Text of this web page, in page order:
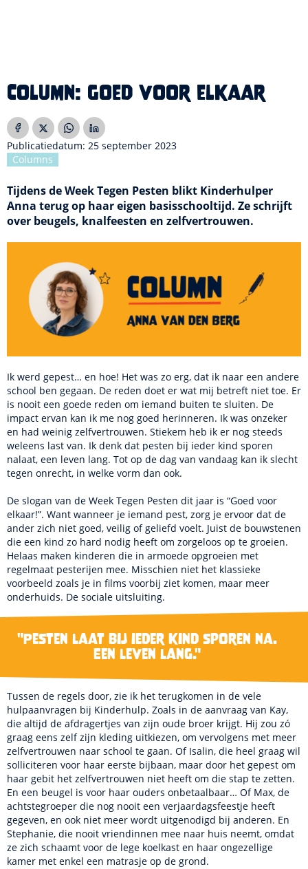
Column: goed voor elkaar
Publicatiedatum: 25 september 2023
Columns
Tijdens de Week Tegen Pesten blikt Kinderhulper
Anna terug op haar eigen basisschooltijd. Ze schrijft
over beugels, knalfeesten en zelfvertrouwen.
Ik werd gepest… en hoe! Het was zo erg, dat ik naar een andere
school ben gegaan. De reden doet er wat mij betreft niet toe. Er
is nooit een goede reden om iemand buiten te sluiten. De
impact ervan kan ik me nog goed herinneren. Ik was onzeker
en had weinig zelfvertrouwen. Stiekem heb ik er nog steeds
weleens last van. Ik denk dat pesten bij ieder kind sporen
nalaat, een leven lang. Tot op de dag van vandaag kan ik slecht
tegen onrecht, in welke vorm dan ook.
De slogan van de Week Tegen Pesten dit jaar is “Goed voor
elkaar!”. Want wanneer je iemand pest, zorg je ervoor dat de
ander zich niet goed, veilig of geliefd voelt. Juist de bouwstenen
die een kind zo hard nodig heeft om zorgeloos op te groeien.
Helaas maken kinderen die in armoede opgroeien met
regelmaat pesterijen mee. Misschien niet het klassieke
voorbeeld zoals je in films voorbij ziet komen, maar meer
onderhuids. De sociale uitsluiting.
"Pesten laat bij ieder kind sporen na.
Een leven lang."
Tussen de regels door, zie ik het terugkomen in de vele
hulpaanvragen bij Kinderhulp. Zoals in de aanvraag van Kay,
die altijd de afdragertjes van zijn oude broer krijgt. Hij zou zó
graag eens zelf zijn kleding uitkiezen, om vervolgens met meer
zelfvertrouwen naar school te gaan. Of Isalin, die heel graag wil
solliciteren voor haar eerste bijbaan, maar door het gepest om
haar gebit het zelfvertrouwen niet heeft om die stap te zetten.
En een beugel is voor haar ouders onbetaalbaar… Of Max, de
achtstegroeper die nog nooit een verjaardagsfeestje heeft
gegeven, en ook niet meer wordt uitgenodigd bij anderen. En
Stephanie, die nooit vriendinnen mee naar huis neemt, omdat
ze zich schaamt voor de lege koelkast en haar ongezellige
kamer met enkel een matrasje op de grond.